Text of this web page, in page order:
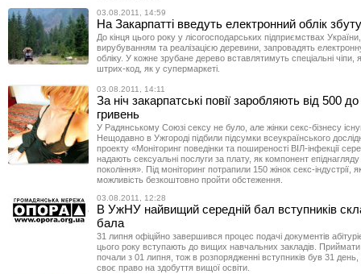
03.08.2011, 14:59
На Закарпатті введуть електронний облік
До кінця цього року у лісогосподарських підприємствах
вирубуванням та реалізацією деревини, запровадять
обліку. У кожне зрубане дерево вставлятимуть спеціальні чіпи,
штрих-код, як у супермаркеті.
03.08.2011, 14:11
За ніч закарпатські повії заробляють від 500
гривень
У Радянському Союзі сексу не було, але жінки секс-бізнесу
Нещодавно в Ужгороді підбили підсумки всеукраїнського
проекту «Моніторинг поведінки та поширеності ВІЛ-інфекції
надають сексуальні послуги за плату, як компонент епіднагляду
покоління». Під моніторинг потрапили 150 жінок секс-індустрії,
можливість безкоштовно пройти обстеження.
03.08.2011, 12:28
В УжНУ найвищий середній бал вступників
бала
31 липня офіційно завершився процес подачі документів
цього року вступають до вищих навчальних закладів.
почали з 01 липня, тож в розпорядженні вступників був 31 день,
своє право на здобуття вищої освіти.